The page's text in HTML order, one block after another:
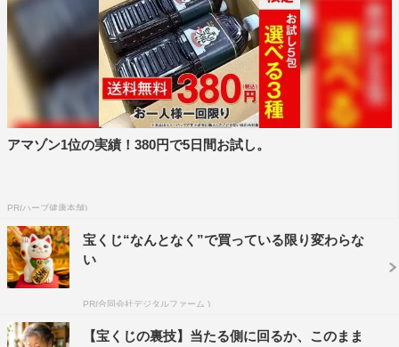
鉄道999」の登場人物・鉄郎役として、矢本悠馬の出演が
決定。この2人は、原作には登場しない実写ドラマ版のオ
リジナルキャラとなる。山崎退を演じる戸塚純貴も「銀
魂-ミツバ篇-」に引き続き出演する。
https://youtu.be/L3JJcLa-hBw
配信話数：全3話（「眠れないアル篇」「土方禁煙篇」
「いくつになっても歯医者はイヤ篇」
出演：小栗旬・橋本環奈／柳楽優弥
吉沢亮 山本美月 矢本悠馬 戸塚純貴 立木文彦・中村
アマゾン1位の実績！380円で5日間お試し。
PR(ハーブ健康本舗)
宝くじ“なんとなく”で買っている限り変わらな
い
PR(合同会社デジタルファーム )
【宝くじの裏技】当たる側に回るか、このまま